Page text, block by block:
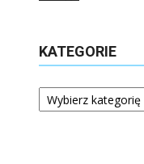
KATEGORIE
Kategorie